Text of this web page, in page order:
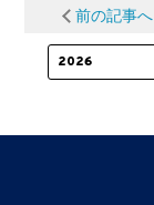
前の記事へ